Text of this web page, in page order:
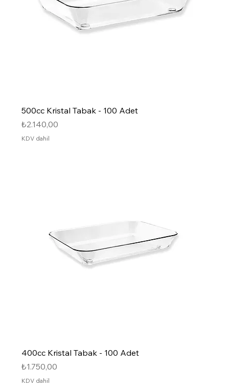
500cc Kristal Tabak - 100 Adet
Fiyat
₺2.140,00
KDV dahil
400cc Kristal Tabak - 100 Adet
Fiyat
₺1.750,00
KDV dahil